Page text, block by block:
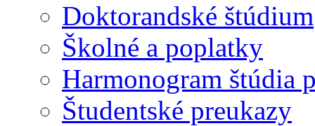
Doktorandské štúdium
Školné a poplatky
Harmonogram štúdia
Študentské preukazy